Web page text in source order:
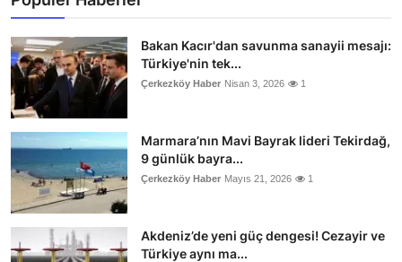
Bakan Kacır'dan savunma sanayii mesajı:
Türkiye'nin tek...
Çerkezköy Haber Nisan 3, 2026 1
Marmara’nın Mavi Bayrak lideri Tekirdağ,
9 günlük bayra...
Çerkezköy Haber Mayıs 21, 2026 1
Akdeniz’de yeni güç dengesi! Cezayir ve
Türkiye aynı ma...